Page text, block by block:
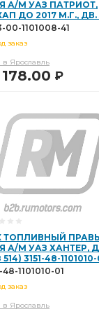
модиф.
ЗМЗ-402 511 513
стоп.кольца 96,5
дв. и
коллектора
УАЗ с ЗМЗ-4021-70 дв.
А/М УАЗ ПАТРИОТ,
ДО 2017 М.Г., ДВ.
ПОД РЕЗИНОВУЮ
41
00-1101008-41
заказ
в Ярославль
178.00 Р
ТОПЛИВНЫЙ
А/М УАЗ ХАНТЕР,
3151-48-1101010-
48-1101010-01
заказ
в Ярославль